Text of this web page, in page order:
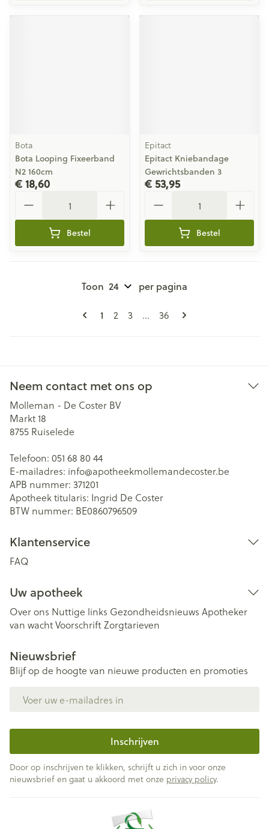
Bota
Bota Looping Fixeerband
N2 160cm
€ 18,60
Bestel
Epitact
Epitact Kniebandage
Gewrichtsbanden 3
€ 53,95
Bestel
Pagina's
U lees momenteel pagina
1 Pagina
2 Pagina
3 ... Pagina
36
Toon per pagina
Neem contact met ons op
Molleman - De Coster BV
Markt 18
8755 Ruiselede
Telefoon: 051 68 80 44
E-mailadres: info@apotheekmollemandecoster.be
APB nummer: 371201
Apotheek titularis: Ingrid De Coster
BTW nummer: BE0860796509
Klantenservice
FAQ
Uw apotheek
Over ons Nuttige links Gezondheidsnieuws Apotheker
van wachtVoorschriftZorgtarieven
Nieuwsbrief
Blijf op de hoogte van nieuwe producten en promoties
Inschrijven
Door op inschrijven te klikken, schrijft u zich in voor onze
nieuwsbrief en gaat u akkoord met onze privacy policy.